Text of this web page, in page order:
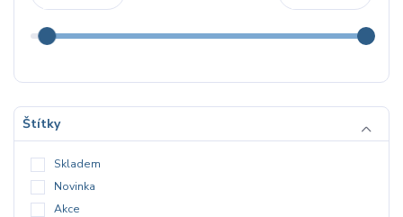
Štítky
Skladem
Novinka
Akce